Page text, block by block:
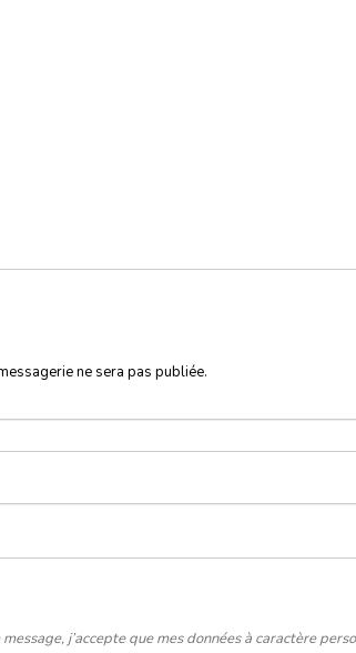
ne sera pas publiée.
j’accepte que mes données à caractère